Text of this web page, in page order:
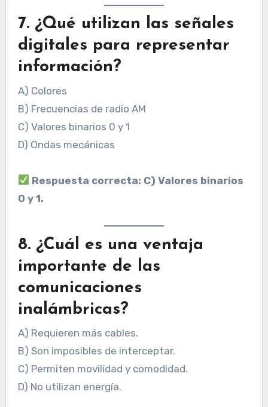
7. ¿Qué utilizan las señales
digitales para representar
información?
A) Colores
B) Frecuencias de radio AM
C) Valores binarios 0 y 1
D) Ondas mecánicas
Respuesta correcta: C) Valores binarios
0 y 1.
8. ¿Cuál es una ventaja
importante de las
comunicaciones
inalámbricas?
A) Requieren más cables.
B) Son imposibles de interceptar.
C) Permiten movilidad y comodidad.
D) No utilizan energía.